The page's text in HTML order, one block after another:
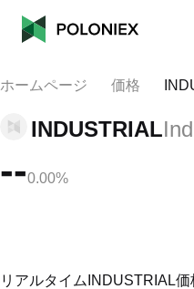
ホームページ 価格
INDUSTRIAL
--0.00%
リアルタイムINDUSTRIAL価